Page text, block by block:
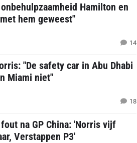
Hamilton en
hem geweest"
14
"De safety car in Abu Dhabi
Miami niet"
18
na GP China: 'Norris vijf
Verstappen P3'